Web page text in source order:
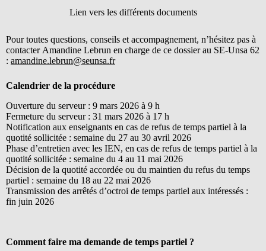
Lien vers les différents documents
Pour toutes questions, conseils et accompagnement, n’hésitez pas à
contacter Amandine Lebrun en charge de ce dossier au SE-Unsa 62
: amandine.lebrun@seunsa.fr
Calendrier de la procédure
Ouverture du serveur : 9 mars 2026 à 9 h
Fermeture du serveur : 31 mars 2026 à 17 h
Notification aux enseignants en cas de refus de temps partiel à la
quotité sollicitée : semaine du 27 au 30 avril 2026
Phase d’entretien avec les IEN, en cas de refus de temps partiel à la
quotité sollicitée : semaine du 4 au 11 mai 2026
Décision de la quotité accordée ou du maintien du refus du temps
partiel : semaine du 18 au 22 mai 2026
Transmission des arrêtés d’octroi de temps partiel aux intéressés :
fin juin 2026
Comment faire ma demande de temps partiel ?